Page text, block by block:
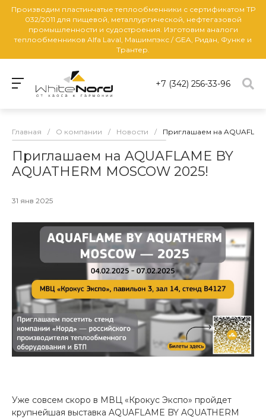
Производим пластинчатые теплообменники с сертификатом ТР
032/2011 для пищевой, металлургической, нефтегазовой
промышленности и судостроения. Изготовим аналоги
теплообменников Alfa Laval, Машимпэкс / GEA, Ридан, Функе и
Трантер.
+7 (342) 256-33-96
Главная / О компании / Новости / Приглашаем на
Приглашаем на AQUAFLAME BY
AQUATHERM MOSCOW 2025!
31 янв 2025
Уже совсем скоро в МВЦ «Крокус Экспо» пройдет
крупнейшая выставка AQUAFLAME BY AQUATHERM